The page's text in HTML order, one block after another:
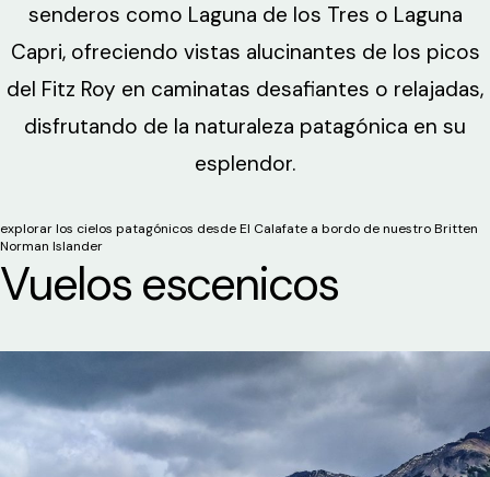
senderos como Laguna de los Tres o Laguna
Capri, ofreciendo vistas alucinantes de los picos
del Fitz Roy en caminatas desafiantes o relajadas,
disfrutando de la naturaleza patagónica en su
esplendor.
explorar los cielos patagónicos desde El Calafate a bordo de nuestro Britten
Norman Islander
Vuelos escenicos